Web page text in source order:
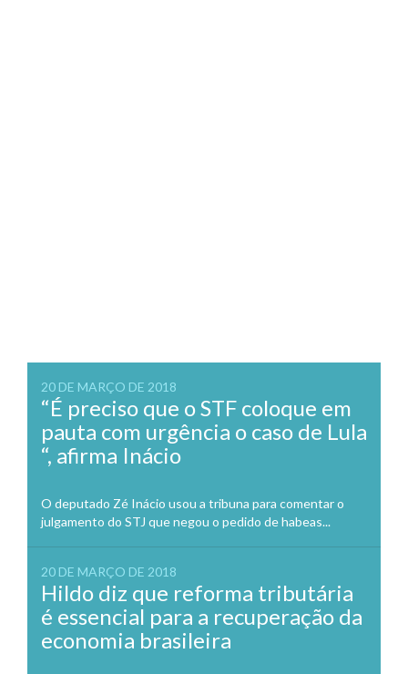
20 DE MARÇO DE 2018
“É preciso que o STF coloque em
pauta com urgência o caso de Lula
“, afirma Inácio
O deputado Zé Inácio usou a tribuna para comentar o
julgamento do STJ que negou o pedido de habeas...
20 DE MARÇO DE 2018
Hildo diz que reforma tributária
é essencial para a recuperação da
economia brasileira